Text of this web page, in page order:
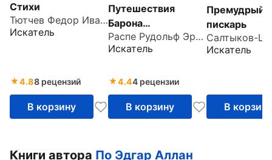
Стихи
Тютчев Федор Иванович
Искатель
4.88 рецензий
В корзину
Путешествия
Барона
Мюнхгаузена
Распе Рудольф Эрих
Искатель
4.44 рецензии
В корзину
Премудрый
пискарь
Искатель
В корзину
Книги автора По Эдгар Аллан